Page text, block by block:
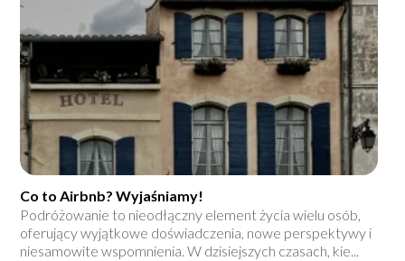
Co to Airbnb? Wyjaśniamy!
Podróżowanie to nieodłączny element życia wielu osób,
oferujący wyjątkowe doświadczenia, nowe perspektywy i
niesamowite wspomnienia. W dzisiejszych czasach, kie...